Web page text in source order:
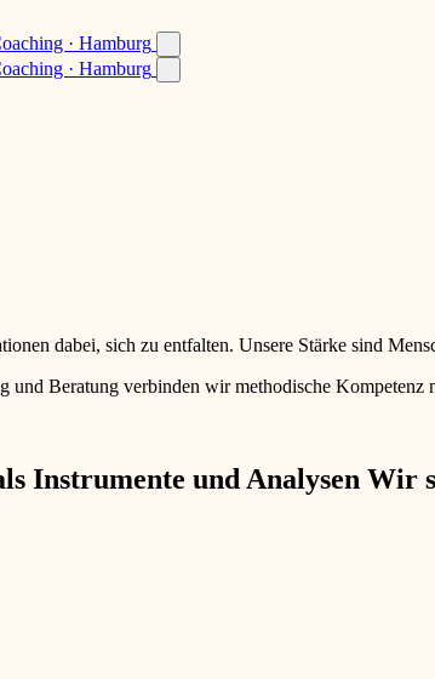
dabei, sich zu entfalten. Unsere Stärke sind
Beratung verbinden wir methodische
Instrumente und Analysen Wir